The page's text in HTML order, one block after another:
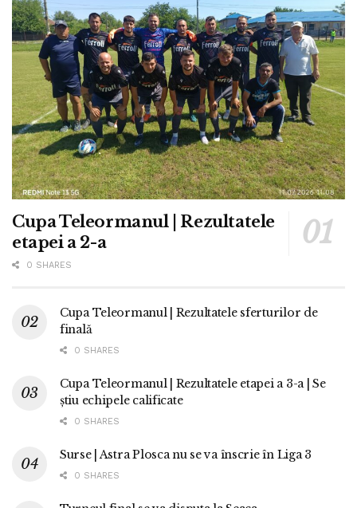
Cupa Teleormanul | Rezultatele
etapei a 2-a
0 SHARES
Cupa Teleormanul | Rezultatele sferturilor de
finală
0 SHARES
Cupa Teleormanul | Rezultatele etapei a 3-a | Se
știu echipele calificate
0 SHARES
Surse | Astra Plosca nu se va înscrie în Liga 3
0 SHARES